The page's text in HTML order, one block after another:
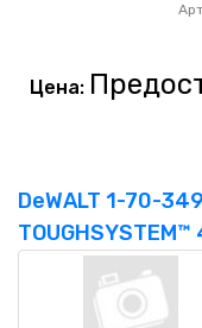
Цена:
DeWALT 1-70-
TOUGHSYSTEM™